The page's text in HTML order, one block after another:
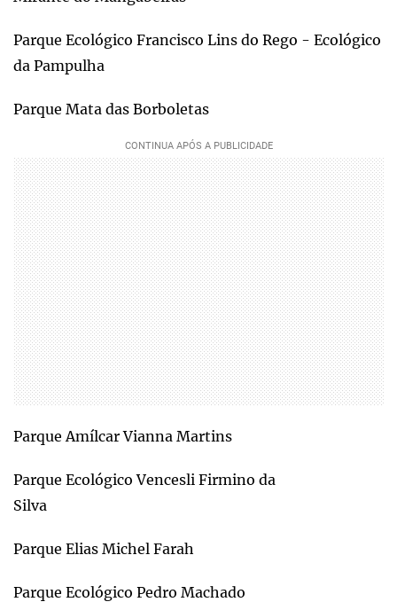
Parque Ecológico Francisco Lins do Rego - Ecológico
da Pampulha
Parque Mata das Borboletas
Parque Amílcar Vianna Martins
Parque Ecológico Vencesli Firmino da
Silva
Parque Elias Michel Farah
Parque Ecológico Pedro Machado